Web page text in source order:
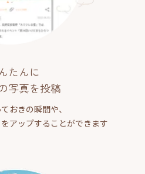
たんに
写真を投稿
おきの瞬間や、
アップすることができます